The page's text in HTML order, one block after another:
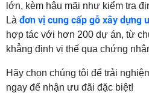
lớn, kèm hậu mãi như kiểm tra
Là đơn vị cung cấp gỗ xây dựng
hợp tác với hơn 200 dự án, từ
khẳng định vị thế qua chứng
Hãy chọn chúng tôi để trải
ngay để nhận ưu đãi đặc biệt!